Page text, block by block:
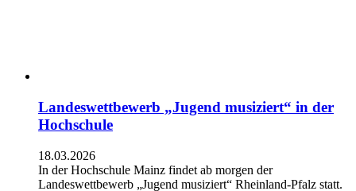
Landeswettbewerb „Jugend musiziert“ in der
Hochschule
18.03.2026
In der Hochschule Mainz findet ab morgen der
Landeswettbewerb „Jugend musiziert“ Rheinland-Pfalz statt.